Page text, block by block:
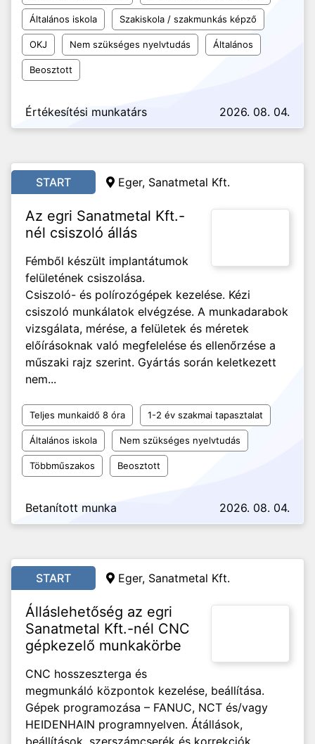
Általános iskola Szakiskola / szakmunkás képző
OKJ Nem szükséges nyelvtudás Általános
Beosztott
Értékesítési munkatárs 2026. 08. 04.
START Eger, Sanatmetal Kft.
Az egri Sanatmetal Kft.-
nél csiszoló állás
Fémből készült implantátumok
felületének csiszolása.
Csiszoló- és polírozógépek kezelése. Kézi
csiszoló munkálatok elvégzése. A munkadarabok
vizsgálata, mérése, a felületek és méretek
előírásoknak való megfelelése és ellenőrzése a
műszaki rajz szerint. Gyártás során keletkezett
nem...
Teljes munkaidő 8 óra 1-2 év szakmai tapasztalat
Általános iskola Nem szükséges nyelvtudás
Többműszakos Beosztott
Betanított munka 2026. 08. 04.
START Eger, Sanatmetal Kft.
Álláslehetőség az egri
Sanatmetal Kft.-nél CNC
gépkezelő munkakörbe
CNC hosszeszterga és
megmunkáló központok kezelése, beállítása.
Gépek programozása – FANUC, NCT és/vagy
HEIDENHAIN programnyelven. Átállások,
beállítások, szerszámcserék és korrekciók